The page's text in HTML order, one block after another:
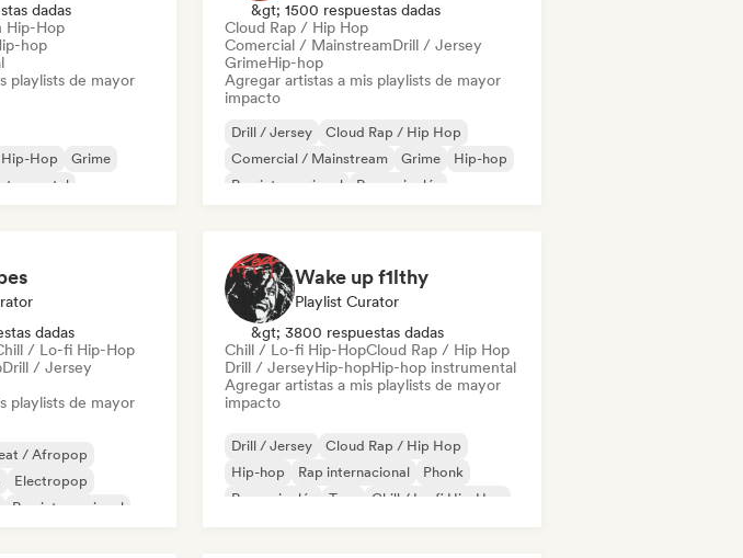
dadas
Hip-Hop
hop
playlists de mayor
Hop
Grime
&gt; 1500 respuestas dadas
Cloud Rap / Hip Hop
Comercial / MainstreamDrill / Jersey
GrimeHip-hop
Agregar artistas a mis playlists de mayor
impacto
Drill / Jersey
Cloud Rap / Hip Hop
Comercial / Mainstream
Grime
Hip-hop
Rap internacional
Rap en inglés
dadas
/ Lo-fi Hip-Hop
Drill / Jersey
playlists de mayor
/ Afropop
Electropop
Rap internacional
Wake up f1lthy
Playlist Curator
&gt; 3800 respuestas dadas
Chill / Lo-fi Hip-HopCloud Rap / Hip Hop
Drill / JerseyHip-hopHip-hop instrumental
Agregar artistas a mis playlists de mayor
impacto
Drill / Jersey
Cloud Rap / Hip Hop
Hip-hop
Rap internacional
Phonk
Rap en inglés
Trap Chill / Lo-fi Hip-Hop